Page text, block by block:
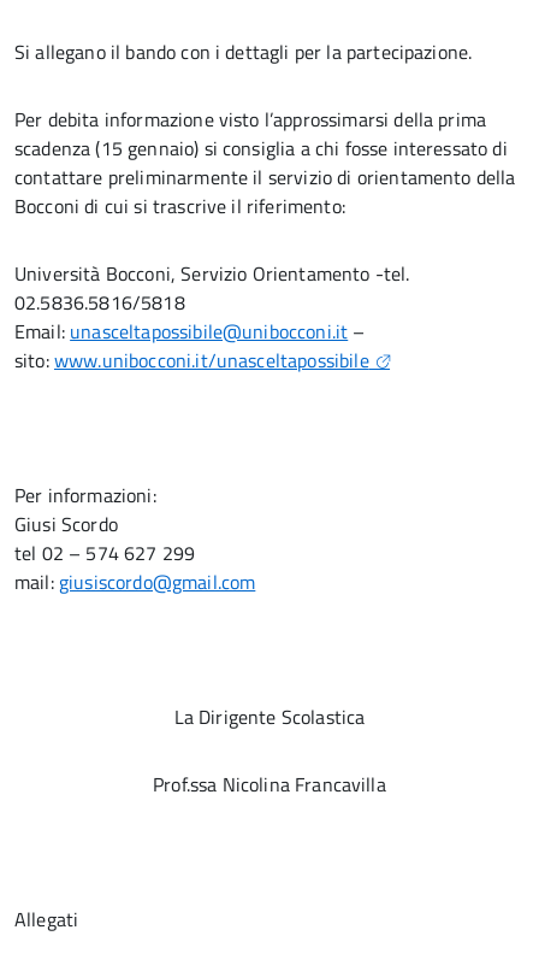
Si allegano il bando con i dettagli per la partecipazione.
Per debita informazione visto l’approssimarsi della prima
scadenza (15 gennaio) si consiglia a chi fosse interessato di
contattare preliminarmente il servizio di orientamento della
Bocconi di cui si trascrive il riferimento:
Università Bocconi, Servizio Orientamento -tel.
02.5836.5816/5818
Email: unasceltapossibile@unibocconi.it –
sito:www.unibocconi.it/unasceltapossibile
Per informazioni:
Giusi Scordo
tel 02 – 574 627 299
mail: giusiscordo@gmail.com
La Dirigente Scolastica
Prof.ssa Nicolina Francavilla
Allegati